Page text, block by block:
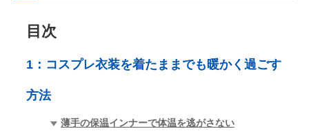
目次
1： コスプレ衣装を着たままでも暖かく過ごす
方法
薄手の保温インナーで体温を逃がさない